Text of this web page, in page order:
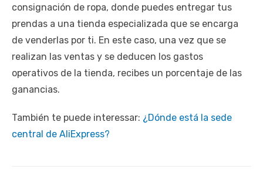
consignación de ropa, donde puedes entregar tus
prendas a una tienda especializada que se encarga
de venderlas por ti. En este caso, una vez que se
realizan las ventas y se deducen los gastos
operativos de la tienda, recibes un porcentaje de las
ganancias.
También te puede interessar: ¿Dónde está la sede
central de AliExpress?